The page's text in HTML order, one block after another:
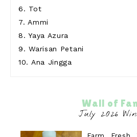
6. Tot
7. Ammi
8.Yaya Azura
9.Warisan Petani
10. Ana Jingga
Wall of